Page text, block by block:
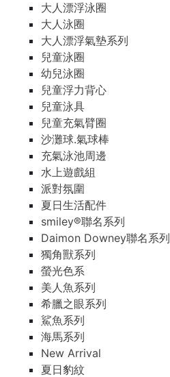
大人漂浮泳圈
大人泳圈
大人漂浮氣墊系列
兒童泳圈
幼兒泳圈
兒童浮力背心
兒童泳具
兒童充氣臂圈
沙灘球.氣球棒
充氣泳池周邊
水上遊戲組
派對氛圍
夏日生活配件
smiley®聯名系列
Daimon Downey聯名系列
獨角獸系列
螢光色系
美人魚系列
希臘之眼系列
鯊魚系列
海馬系列
New Arrival
夏日豹紋